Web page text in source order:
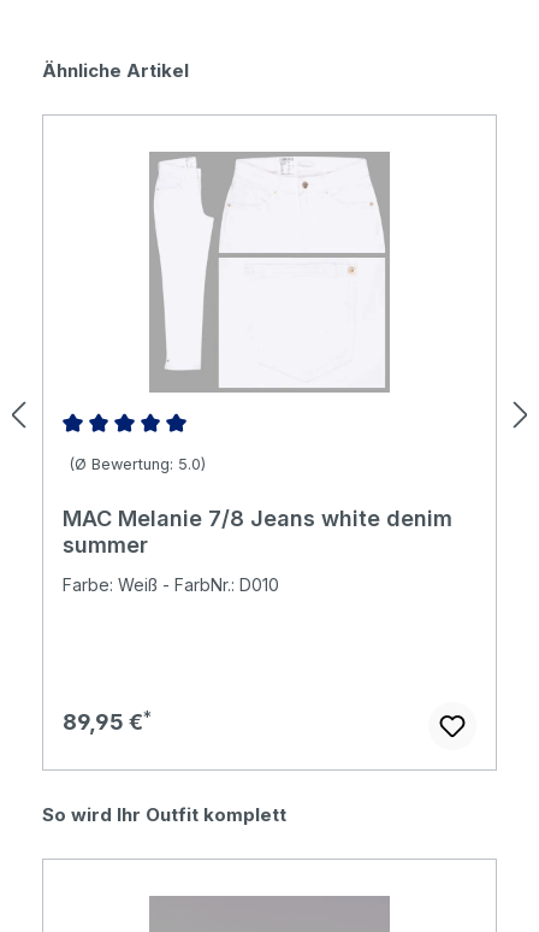
Produktgalerie überspringen
Ähnliche Artikel
Durchschnittliche Bewertung von 5 von 5 Sternen
(Ø Bewertung: 5.0)
MAC Melanie 7/8 Jeans white denim
summer
Farbe: Weiß - FarbNr.: D010
Regulärer Preis:
89,95 €
Produktgalerie überspringen
So wird Ihr Outfit komplett